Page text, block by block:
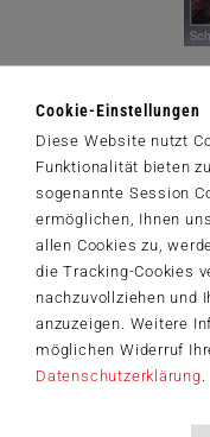
Cookie-Einstellungen
Diese Website nutzt
Funktionalität bieten
sogenannte Session
ermöglichen, Ihnen
allen Cookies zu,
die Tracking-Cookies
nachzuvollziehen und
anzuzeigen. Weitere
möglichen Widerruf
Datenschutzerklärung